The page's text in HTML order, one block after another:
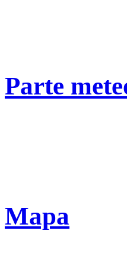
Parte
Mapa